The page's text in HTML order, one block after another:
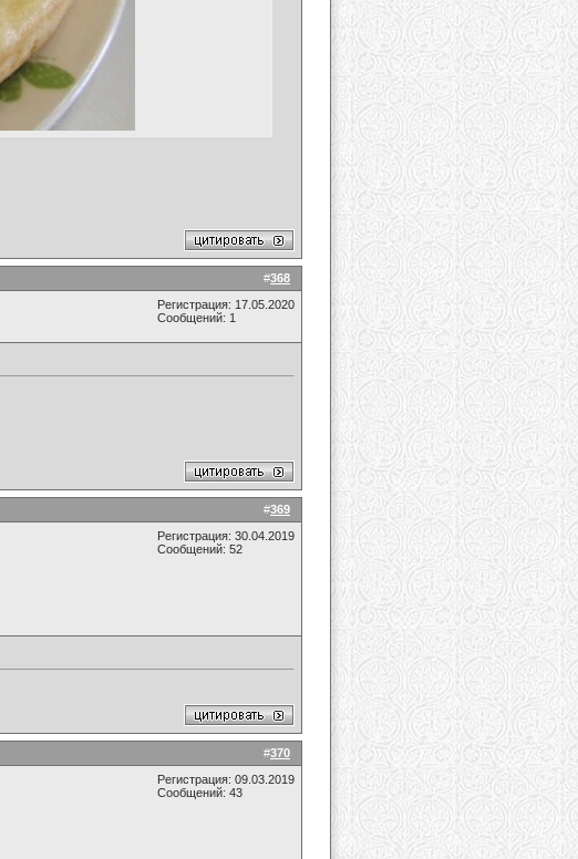
#368
Регистрация: 17.05.2020
Сообщений: 1
#369
Регистрация: 30.04.2019
Сообщений: 52
#370
Регистрация: 09.03.2019
Сообщений: 43